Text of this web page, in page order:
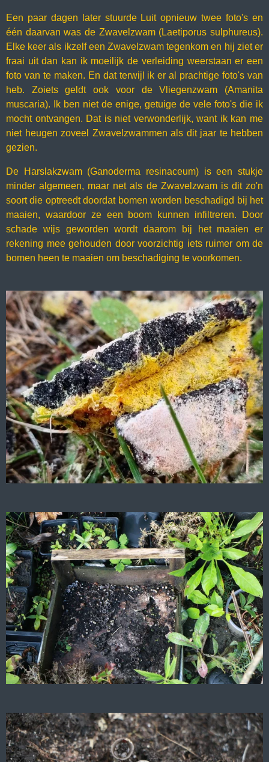
Een paar dagen later stuurde Luit opnieuw twee foto's en
één daarvan was de Zwavelzwam (Laetiporus sulphureus).
Elke keer als ikzelf een Zwavelzwam tegenkom en hij ziet er
fraai uit dan kan ik moeilijk de verleiding weerstaan er een
foto van te maken. En dat terwijl ik er al prachtige foto's van
heb. Zoiets geldt ook voor de Vliegenzwam (Amanita
muscaria). Ik ben niet de enige, getuige de vele foto's die ik
mocht ontvangen. Dat is niet verwonderlijk, want ik kan me
niet heugen zoveel Zwavelzwammen als dit jaar te hebben
gezien.
De Harslakzwam (Ganoderma resinaceum) is een stukje
minder algemeen, maar net als de Zwavelzwam is dit zo'n
soort die optreedt doordat bomen worden beschadigd bij het
maaien, waardoor ze een boom kunnen infiltreren. Door
schade wijs geworden wordt daarom bij het maaien er
rekening mee gehouden door voorzichtig iets ruimer om de
bomen heen te maaien om beschadiging te voorkomen.